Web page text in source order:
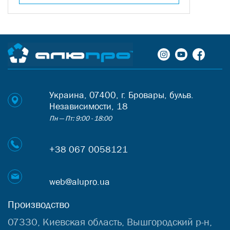
Украина, 07400, г. Бровары, бульв.
Независимости, 18
Пн — Пт: 9:00 - 18:00
+38 067 0058121
web@alupro.ua
Производство
07330, Киевская область, Вышгородский р-н,